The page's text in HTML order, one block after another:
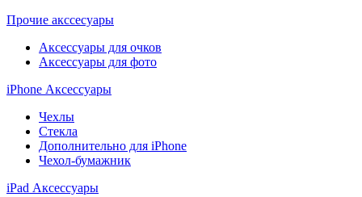
Прочие акссесуары
Аксессуары для очков
Аксессуары для фото
iPhone Аксессуары
Чехлы
Стекла
Дополнительно для iPhone
Чехол-бумажник
iPad Аксессуары